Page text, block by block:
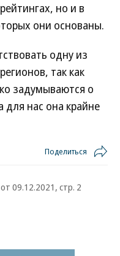
но и в
они основаны.
одну из
так как
задумываются о
для нас она крайне
Поделиться
от 09.12.2021, стр. 2